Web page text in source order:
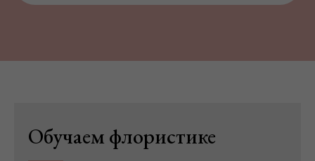
Обучаем флористике